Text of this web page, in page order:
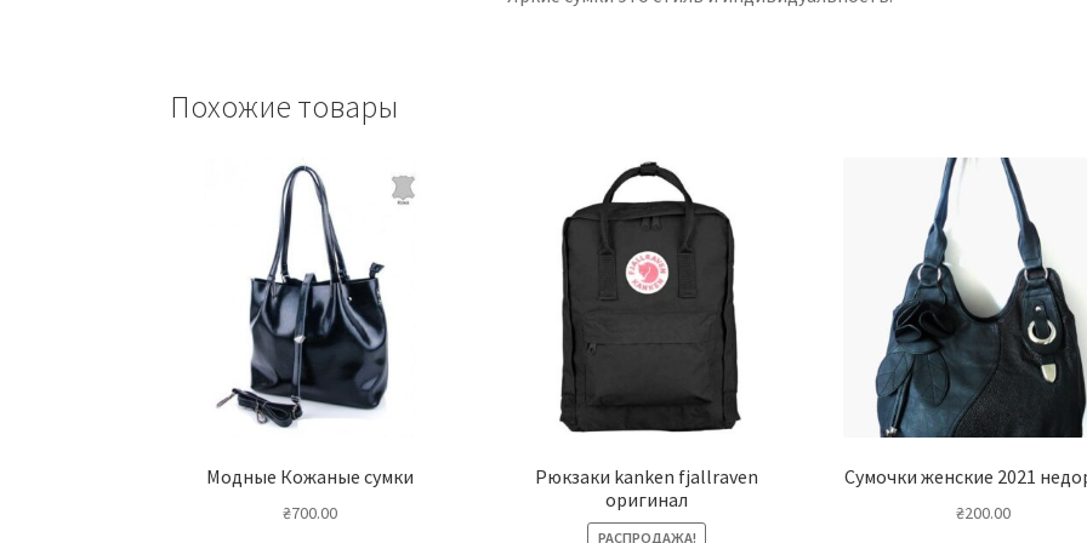
Похожие товары
Модные Кожаные сумки
₴700.00
Рюкзаки kanken fjallraven
оригинал
РАСПРОДАЖА!
Сумочки женские 2021
₴200.00